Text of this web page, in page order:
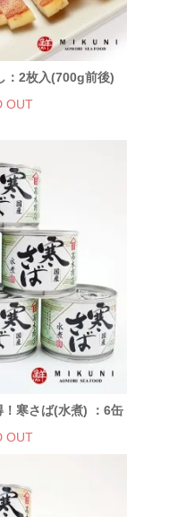
：2枚入(700g前後)
OUT
寒さば(水煮) ：6缶
OUT